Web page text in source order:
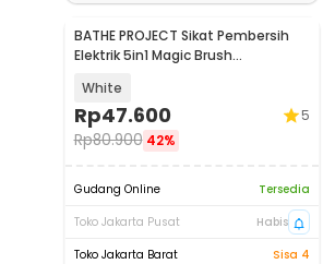
BATHE PROJECT Sikat Pembersih
Elektrik 5in1 Magic Brush
White
Rp47.600
Rp80.900 42%
5
Gudang Online
Tersedia
Toko Jakarta Pusat
Habis
Toko Jakarta Barat
Sisa 4